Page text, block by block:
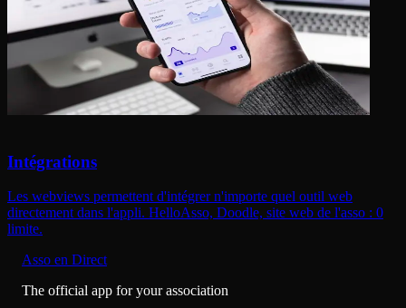
Intégrations
Les webviews permettent d'intégrer n'importe quel outil web
directement dans l'appli. HelloAsso, Doodle, site web de l'asso : 0
limite.
Asso en Direct
The official app for your association